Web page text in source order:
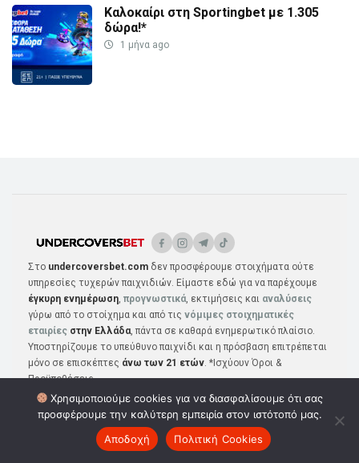
Καλοκαίρι στη Sportingbet με 1.305
δώρα!*
1 μήνα ago
Στο undercoversbet.com δεν προσφέρουμε στοιχήματα ούτε
υπηρεσίες τυχερών παιχνιδιών. Είμαστε εδώ για να παρέχουμε
έγκυρη ενημέρωση, προγνωστικά, εκτιμήσεις και αναλύσεις
γύρω από το στοίχημα και από τις νόμιμες στοιχηματικές
εταιρίες στην Ελλάδα, πάντα σε καθαρά ενημερωτικό πλαίσιο.
Υποστηρίζουμε το υπεύθυνο παιχνίδι και η πρόσβαση επιτρέπεται
μόνο σε επισκέπτες άνω των 21 ετών. *Ισχύουν Όροι &
Προϋποθέσεις
ΠΡΟΓΝΩΣΤΙΚΆ ΣΤΟΙΧΗΜΑΤΙΚΈΣ
Χρησιμοποιούμε cookies για να διασφαλίσουμε ότι σας
προσφέρουμε την καλύτερη εμπειρία στον ιστότοπό μας.
Αποδοχή
Πολιτική Cookies